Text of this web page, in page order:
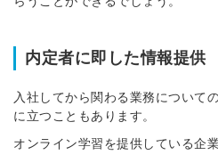
内定者に即した情報提供
入社してから関わる業務について
に立つこともあります。
オンライン学習を提供している企